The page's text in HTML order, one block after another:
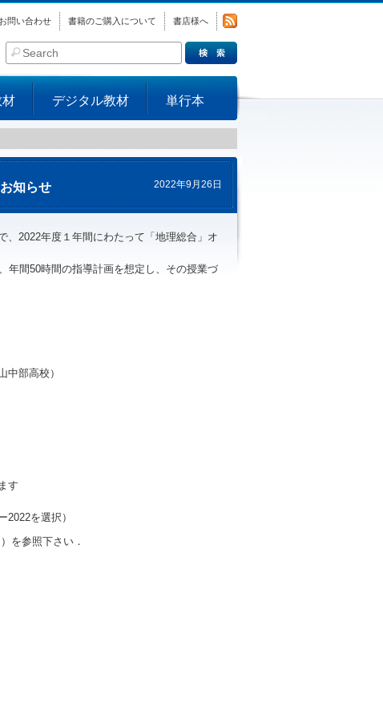
材 デジタル教材 単行本
お問い合わせ 書籍のご購入について 書店様へ
知らせ 2022年9月26日
、2022年度１年間にわたって「地理総合」オ
年間50時間の指導計画を想定し、その授業づ
中部高校）
す
2022を選択）
）を参照下さい．